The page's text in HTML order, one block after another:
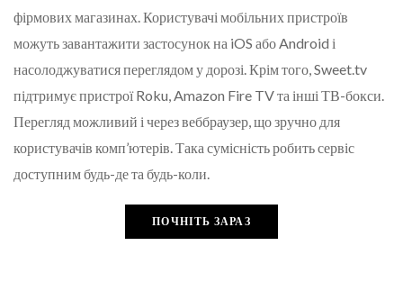
фірмових магазинах. Користувачі мобільних пристроїв
можуть завантажити застосунок на iOS або Android і
насолоджуватися переглядом у дорозі. Крім того, Sweet.tv
підтримує пристрої Roku, Amazon Fire TV та інші ТВ-бокси.
Перегляд можливий і через веббраузер, що зручно для
користувачів комп’ютерів. Така сумісність робить сервіс
доступним будь-де та будь-коли.
ПОЧНІТЬ ЗАРАЗ